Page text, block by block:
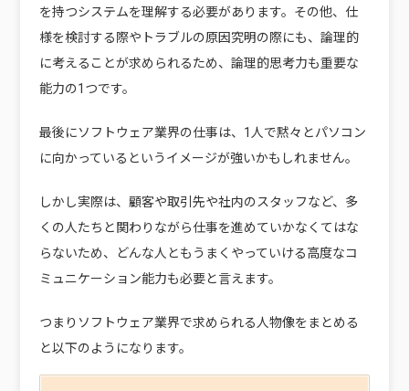
を持つシステムを理解する必要があります。その他、仕
様を検討する際やトラブルの原因究明の際にも、論理的
に考えることが求められるため、 論理的思考力も重要な
能力の1つです。
最後にソフトウェア業界の仕事は、1人で黙々とパソコン
に向かっているというイメージが強いかもしれません。
しかし実際は、顧客や取引先や社内のスタッフなど、多
くの人たちと関わりながら仕事を進めていかなくてはな
らないため、どんな人ともうまくやっていける高度なコ
ミュニケーション能力も必要と言えます。
つまりソフトウェア業界で求められる人物像をまとめる
と以下のようになります。